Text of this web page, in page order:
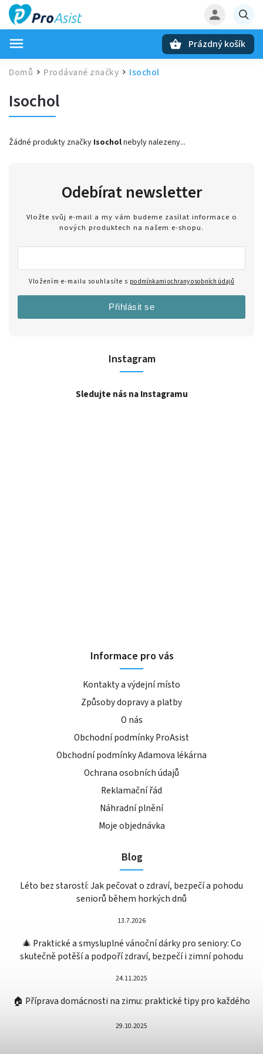
Prázdný košík
Domů / Prodávané značky / Isochol
Isochol
Žádné produkty značky Isocholnebyly nalezeny...
Instagram
Sledujte nás na Instagramu
Informace pro vás
Kontakty a výdejní místo
Způsoby dopravy a platby
O nás
Obchodní podmínky ProAsist
Obchodní podmínky Adamova lékárna
Ochrana osobních údajů
Reklamační řád
Náhradní plnění
Moje objednávka
Odebírat newsletter
Vložte svůj e-mail a my vám budeme zasílat informace o
nových produktech na našem e-shopu.
Vložením e-mailu souhlasíte s podmínkami ochrany osobních údajů
Přihlásit se
Blog
Léto bez starostí: Jak pečovat o zdraví, bezpečí a pohodu
seniorů během horkých dnů
13.7.2026
🎄 Praktické a smysluplné vánoční dárky pro seniory: Co
skutečně potěší a podpoří zdraví, bezpečí i zimní pohodu
24.11.2025
🏠 Příprava domácnosti na zimu: praktické tipy pro každého
29.10.2025